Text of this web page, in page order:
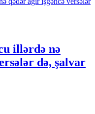
illərdə nə
də, şalvar